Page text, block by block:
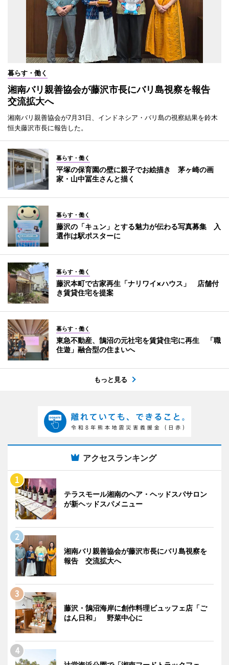
暮らす・働く
湘南バリ親善協会が藤沢市長にバリ島視察を報告
交流拡大へ
湘南バリ親善協会が7月31日、インドネシア・バリ島の視察結果を鈴木
恒夫藤沢市長に報告した。
暮らす・働く
平塚の保育園の壁に親子でお絵描き 茅ヶ崎の画
家・山中冨生さんと描く
暮らす・働く
藤沢の「キュン」とする魅力が伝わる写真募集 入
選作は駅ポスターに
暮らす・働く
藤沢本町で古家再生「ナリワイ×ハウス」 店舗付
き賃貸住宅を提案
暮らす・働く
東急不動産、鵠沼の元社宅を賃貸住宅に再生 「職
住遊」融合型の住まいへ
もっと見る
アクセスランキング
テラスモール湘南のヘア・ヘッドスパサロン
が新ヘッドスパメニュー
湘南バリ親善協会が藤沢市長にバリ島視察を
報告 交流拡大へ
藤沢・鵠沼海岸に創作料理ビュッフェ店「ご
はん日和」 野菜中心に